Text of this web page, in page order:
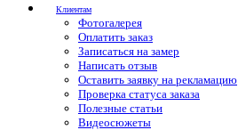
Клиентам
Фотогалерея
Оплатить заказ
Записаться на замер
Написать отзыв
Оставить заявку на рекламацию
Проверка статуса заказа
Полезные статьи
Видеосюжеты